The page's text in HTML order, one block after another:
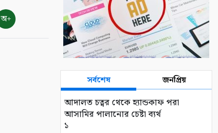
অ+
সর্বশেষ জনপ্রিয়
আদালত চত্বর থেকে হ্যান্ডকাফ পরা
আসামির পালানোর চেষ্টা ব্যর্থ
১